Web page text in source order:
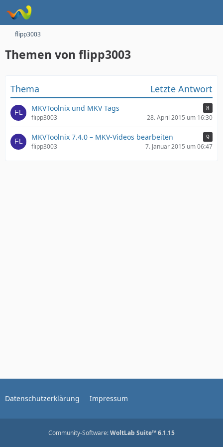
flipp3003
Themen von flipp3003
Thema Letzte Antwort
MKVToolnix und MKV Tags
8
flipp3003
28. April 2015 um 16:30
MKVToolnix 7.4.0 – MKV-Videos bearbeiten
9
flipp3003
7. Januar 2015 um 06:47
Datenschutzerklärung Impressum
Community-Software:WoltLab Suite™ 6.1.15